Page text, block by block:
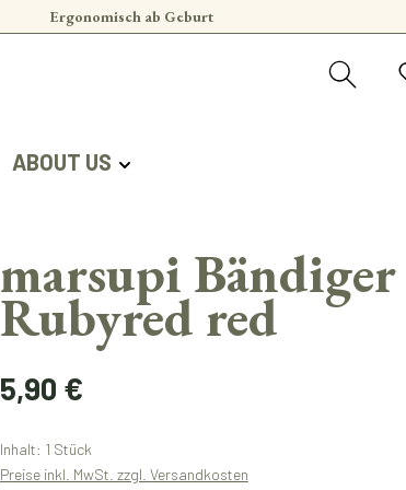
Ergonomisch ab Geburt
ABOUT US
marsupi
Rubyred red
Regulärer Preis:
5,90 €
Inhalt: 1 Stück
Preise inkl. MwSt. zzgl. Versandkosten